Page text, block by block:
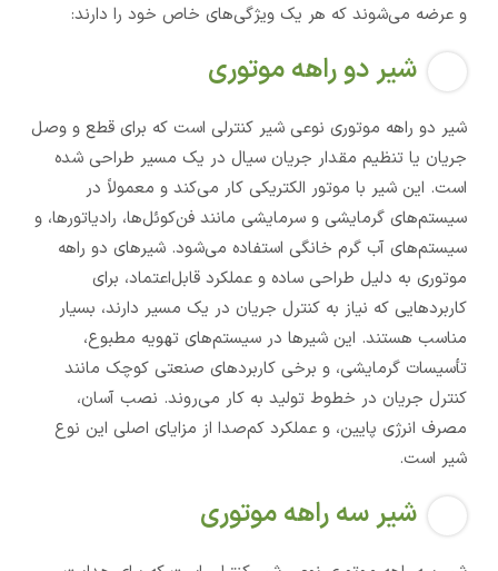
و عرضه می‌شوند که هر یک ویژگی‌های خاص خود را دارند:
شیر دو راهه موتوری
شیر دو راهه موتوری نوعی شیر کنترلی است که برای قطع و وصل
جریان یا تنظیم مقدار جریان سیال در یک مسیر طراحی شده
است. این شیر با موتور الکتریکی کار می‌کند و معمولاً در
سیستم‌های گرمایشی و سرمایشی مانند فن‌کوئل‌ها، رادیاتورها، و
سیستم‌های آب گرم خانگی استفاده می‌شود. شیرهای دو راهه
موتوری به دلیل طراحی ساده و عملکرد قابل‌اعتماد، برای
کاربردهایی که نیاز به کنترل جریان در یک مسیر دارند، بسیار
مناسب هستند. این شیرها در سیستم‌های تهویه مطبوع،
تأسیسات گرمایشی، و برخی کاربردهای صنعتی کوچک مانند
کنترل جریان در خطوط تولید به کار می‌روند. نصب آسان،
مصرف انرژی پایین، و عملکرد کم‌صدا از مزایای اصلی این نوع
شیر است.
شیر سه راهه موتوری